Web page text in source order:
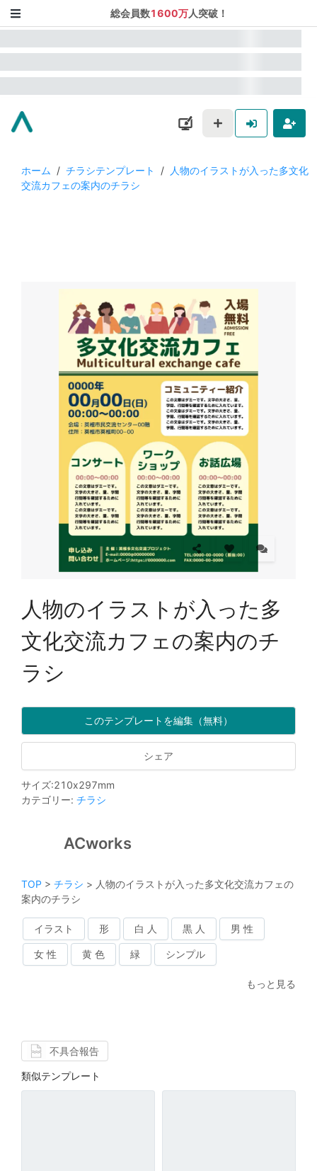
総会員数1600万人突破！
ホーム / チラシテンプレート /
人物のイラストが入った多文化
交流カフェの案内のチラシ
人物のイラストが入った多
文化交流カフェの案内のチ
ラシ
このテンプレートを編集（無料）
シェア
サイズ:210x297mm
カテゴリー: チラシ
ACworks
TOP > チラシ > 人物のイラストが入った多文化交流カフェの
案内のチラシ
イラスト 形 白 人 黒 人 男 性
女 性 黄 色 緑 シンプル
もっと見る
不具合報告
類似テンプレート